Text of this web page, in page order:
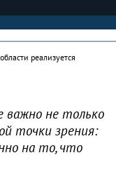
не только
точки зрения:
на то, что